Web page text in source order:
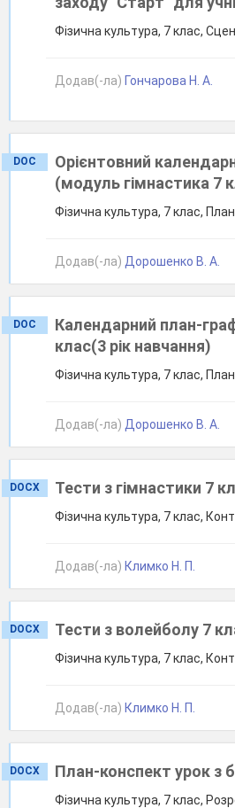
Фізична культура, 7 клас,
Додав(-ла) Гончарова Н. А.
DOC
Орієнтовний
(модуль гімнастика 7
Фізична культура, 7 клас,
Додав(-ла) Дорошенко В. А.
DOC
Календарний план-
клас(3 рік навчання)
Фізична культура, 7 клас,
Додав(-ла) Дорошенко В. А.
DOCX Тести з гімнастики 7
Фізична культура, 7 клас,
Додав(-ла) Климко Н. П.
DOCX Тести з волейболу 7
Фізична культура, 7 клас,
Додав(-ла) Климко Н. П.
DOCX План-конспект урок з
Фізична культура, 7 клас,